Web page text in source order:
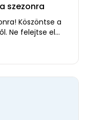
szezonra
Köszöntse a
Ne felejtse el